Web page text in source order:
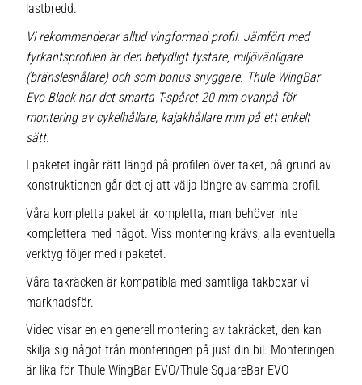
lastbredd.
Vi rekommenderar alltid vingformad profil. Jämfört med
fyrkantsprofilen är den betydligt tystare, miljövänligare
(bränslesnålare) och som bonus snyggare. Thule WingBar
Evo Black har det smarta T-spåret 20 mm ovanpå för
montering av cykelhållare, kajakhållare mm på ett enkelt
sätt.
I paketet ingår rätt längd på profilen över taket, på grund av
konstruktionen går det ej att välja längre av samma profil.
Våra kompletta paket är kompletta, man behöver inte
komplettera med något. Viss montering krävs, alla eventuella
verktyg följer med i paketet.
Våra takräcken är kompatibla med samtliga takboxar vi
marknadsför.
Video visar en en generell montering av takräcket, den kan
skilja sig något från monteringen på just din bil. Monteringen
är lika för Thule WingBar EVO/Thule SquareBar EVO